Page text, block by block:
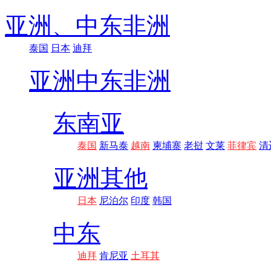
亚洲、 中东非洲
泰国 日本 迪拜
亚洲 中东非洲
东南亚
泰国 新马泰 越南 柬埔寨 老挝 文莱 菲律宾 清
亚洲其他
日本 尼泊尔 印度 韩国
中东
迪拜 肯尼亚 土耳其